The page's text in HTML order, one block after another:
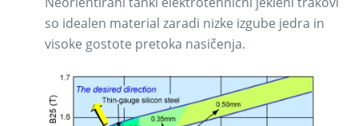
so idealen material zaradi nizke izgube jedra in
visoke gostote pretoka nasičenja.